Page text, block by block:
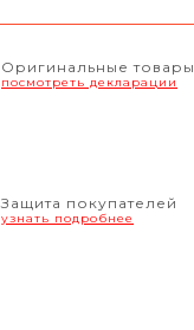
Оригинальные товары
посмотреть декларации
Защита покупателей
узнать подробнее